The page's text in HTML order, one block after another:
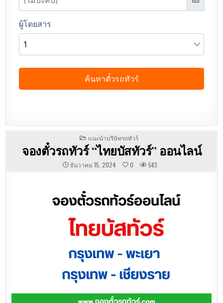
POSTED
IN
แนะนำบริษัทรถทัวร์
จองตั๋วรถทัวร์ “ไทยบัสทัวร์” ออนไลน์
ธันวาคม 15, 2024 0 583